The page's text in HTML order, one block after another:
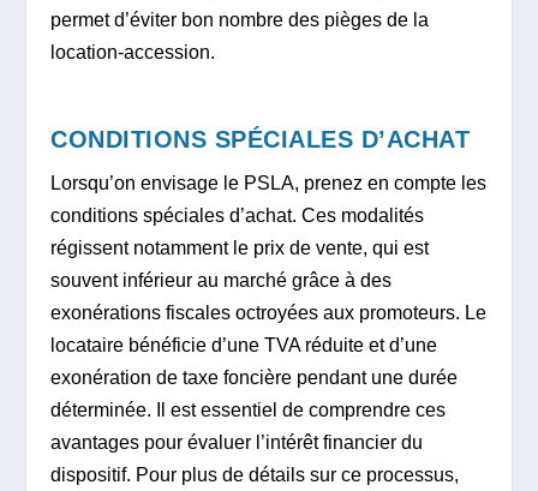
permet d’éviter bon nombre des pièges de la
location-accession.
CONDITIONS SPÉCIALES D’ACHAT
Lorsqu’on envisage le PSLA, prenez en compte les
conditions spéciales d’achat. Ces modalités
régissent notamment le prix de vente, qui est
souvent inférieur au marché grâce à des
exonérations fiscales octroyées aux promoteurs. Le
locataire bénéficie d’une TVA réduite et d’une
exonération de taxe foncière pendant une durée
déterminée. Il est essentiel de comprendre ces
avantages pour évaluer l’intérêt financier du
dispositif. Pour plus de détails sur ce processus,